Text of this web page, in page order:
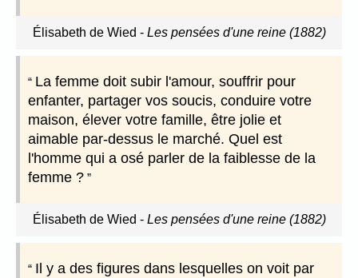
Élisabeth de Wied - Les pensées d'une reine (1882)
La femme doit subir l'amour, souffrir pour
enfanter, partager vos soucis, conduire votre
maison, élever votre famille, être jolie et
aimable par-dessus le marché. Quel est
l'homme qui a osé parler de la faiblesse de la
femme ?
Élisabeth de Wied - Les pensées d'une reine (1882)
Il y a des figures dans lesquelles on voit par